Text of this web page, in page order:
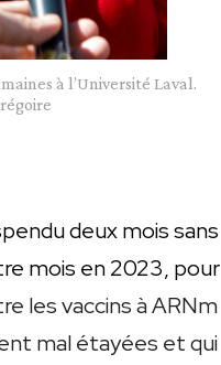
à l’Université Laval.
deux mois sans
mois en 2023, pour
les vaccins à ARNm
mal étayées et qui